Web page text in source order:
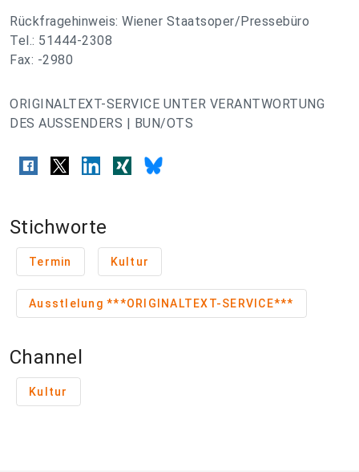
Rückfragehinweis: Wiener Staatsoper/Pressebüro
Tel.: 51444-2308
Fax: -2980
ORIGINALTEXT-SERVICE UNTER VERANTWORTUNG
DES AUSSENDERS | BUN/OTS
Stichworte
Termin Kultur
Ausstlelung ***ORIGINALTEXT-SERVICE***
Channel
Kultur